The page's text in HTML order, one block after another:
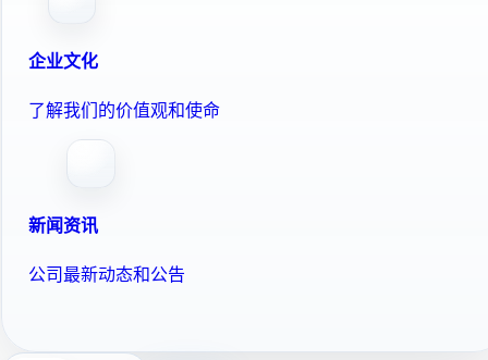
企业文化
了解我们的价值观和使命
新闻资讯
公司最新动态和公告